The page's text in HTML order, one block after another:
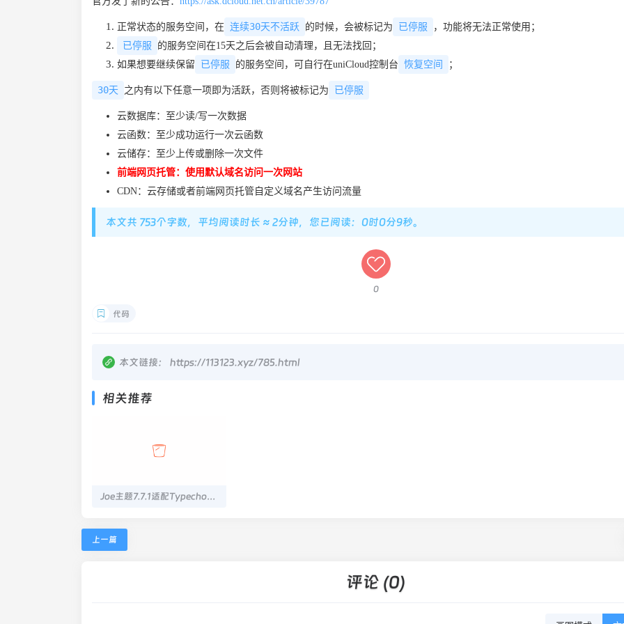
正常状态的服务空间，在 连续30天不活跃 的时候，会被标记为 已停服 ，功能将无法正常使用；
已停服
的服务空间在15天之后会被自动清理，且无法找回；
如果想要继续保留
已停服 的服务空间，可自行在uniCloud控制台 恢复空间 ；
30天 之内有以下任意一项即为活跃，否则将被标记为 已停服
云数据库：至少读/写一次数据
云函数：⾄少成功运⾏⼀次云函数
云储存：⾄少上传或删除⼀次⽂件
前端网页托管：使⽤默认域名访问⼀次⽹站
CDN：云存储或者前端网页托管⾃定义域名产⽣访问流量
本文共 753个字数，平均阅读时长 ≈ 2分钟，您已阅读：0时0分10秒。
0
代码
本文链接： https://113123.xyz/785.html
相关推荐
上一篇